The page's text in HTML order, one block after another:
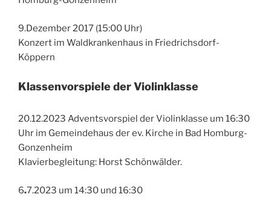
9.Dezember 2017 (15:00 Uhr)
Konzert im Waldkrankenhaus in Friedrichsdorf-
Köppern
Klassenvorspiele der Violinklasse
20.12.2023 Adventsvorspiel der Violinklasse um 16:30
Uhr im Gemeindehaus der ev. Kirche in Bad Homburg-
Gonzenheim
Klavierbegleitung: Horst Schönwälder.
6.7.2023 um 14:30 und 16:30